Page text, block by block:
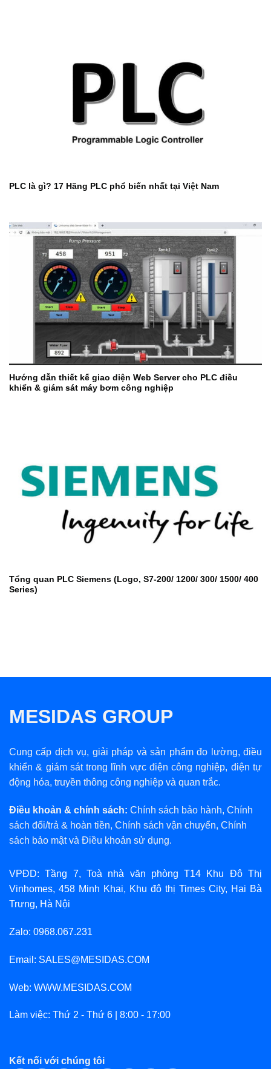
PLC là gì? 17 Hãng PLC phổ biến nhất tại Việt Nam
Hướng dẫn thiết kế giao diện Web Server cho PLC điều
khiển & giám sát máy bơm công nghiệp
Tổng quan PLC Siemens (Logo, S7-200/ 1200/ 300/ 1500/ 400
Series)
MESIDAS GROUP
Cung cấp dịch vụ, giải pháp và sản phẩm đo lường, điều
khiển & giám sát trong lĩnh vực điện công nghiệp, điện tự
động hóa, truyền thông công nghiệp và quan trắc.
Điều khoản & chính sách: Chính sách bảo hành, Chính
sách đổi/trả & hoàn tiền, Chính sách vận chuyển, Chính
sách bảo mậtvà Điều khoản sử dụng.
VPĐD: Tầng 7, Toà nhà văn phòng T14 Khu Đô Thị
Vinhomes, 458 Minh Khai, Khu đô thị Times City, Hai Bà
Trưng, Hà Nội
Zalo: 0968.067.231
Email: SALES@MESIDAS.COM
Web: WWW.MESIDAS.COM
Làm việc: Thứ 2 - Thứ 6 | 8:00 - 17:00
Kết nối với chúng tôi